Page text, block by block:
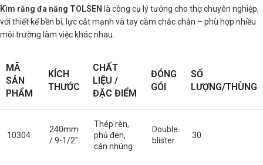
Kìm răng đa năng TOLSEN là công cụ lý tưởng cho thợ chuyên nghiệp,
với thiết kế bền bỉ, lực cắt mạnh và tay cầm chắc chắn – phù hợp nhiều
môi trường làm việc khác nhau.
MÃ
SẢN
PHẨM
KÍCH
THƯỚC
CHẤT
LIỆU /
ĐẶC ĐIỂM
ĐÓNG
GÓI
SỐ
LƯỢNG/THÙNG
10304
240mm
/ 9-1/2″
Thép rèn,
phủ đen,
cán nhúng
Double
blister
30